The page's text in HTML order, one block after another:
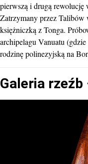
pierwszą i drugą rewolucję
Zatrzymany przez Talibów
księżniczką z Tonga.
archipelagu Vanuatu
rodzinę polinezyjską na
Galeria rzeźb